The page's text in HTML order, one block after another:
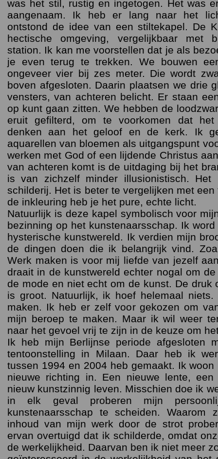
was het stil, rustig en ingetogen. Het was
aangenaam. Ik heb er lang naar het
ontstond de idee van een stiltekapel. De
hectische omgeving, vergelijkbaar met
station. Ik kan me voorstellen dat je als
je even terug te trekken. We bouwen
ongeveer vier bij zes meter. Die wordt
boven afgesloten. Daarin plaatsen we drie
vensters, van achteren belicht. Er staan
op kunt gaan zitten. We hebben de
eruit gefilterd, om te voorkomen dat
denken aan het geloof en de kerk. Ik
aquarellen van bloemen als uitgangspunt
werken met God of een lijdende Christus
van achteren komt is de uitdaging bij het
is van zichzelf minder illusionistisch.
schilderij. Het is beter te vergelijken met
de inkleuring heb je het pure, echte licht.
Natuurlijk is deze kapel symbolisch voor
bezinning op het kunstenaarsschap. Ik
hysterische kunstwereld. Ik verdien mijn
de dingen doen die ik belangrijk vind.
Werk maken is voor mij liefde van jezelf
draait in de kunstwereld echter nogal om
de mode en niet echt om de kunst. De druk
is groot. Natuurlijk, ik hoef helemaal
maken. Ik heb er zelf voor gekozen om
mijn beroep te maken. Maar ik wil weer
naar het gevoel vrij te zijn in de keuze om
Ik heb mijn Berlijnse periode afgesloten
tentoonstelling in Milaan. Daar heb ik
tussen 1994 en 2004 heb gemaakt. Ik
nieuwe richting in. Een nieuwe lente,
nieuw kunstzinnig leven. Misschien doe ik
in elk geval proberen mijn
kunstenaarsschap te scheiden.
inhoud van mijn werk door de strot
ervan overtuigd dat ik schilderde, omdat
de werkelijkheid. Daarvan ben ik niet meer